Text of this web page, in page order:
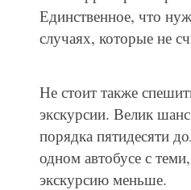
Единственное, что
случаях, которые не
Не стоит также
экскурсии. Велик
порядка пятидесяти
одном автобусе с
экскурсию меньше.